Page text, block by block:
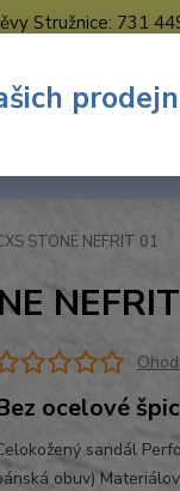
Stružnice: 731
Nevíte si rady? Zavolejte.
STONE NEFRIT 01
ocelové
sandál
obuv)